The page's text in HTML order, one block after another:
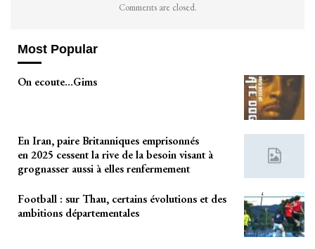
Comments are closed.
Most Popular
On ecoute…Gims
En Iran, paire Britanniques emprisonnés
en 2025 cessent la rive de la besoin visant à
grognasser aussi à elles renfermement
Football : sur Thau, certains évolutions et des
ambitions départementales